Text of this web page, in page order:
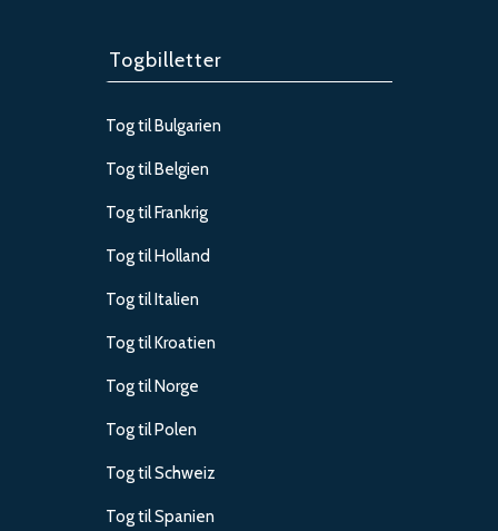
Togbilletter
Tog til Bulgarien
Tog til Belgien
Tog til Frankrig
Tog til Holland
Tog til Italien
Tog til Kroatien
Tog til Norge
Tog til Polen
Tog til Schweiz
Tog til Spanien